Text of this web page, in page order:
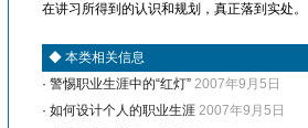
在讲习所得到的认识和规划，真正落到实处。
◆ 本类相关信息
· 警惕职业生涯中的“红灯” 2007年9月5日
· 如何设计个人的职业生涯 2007年9月5日